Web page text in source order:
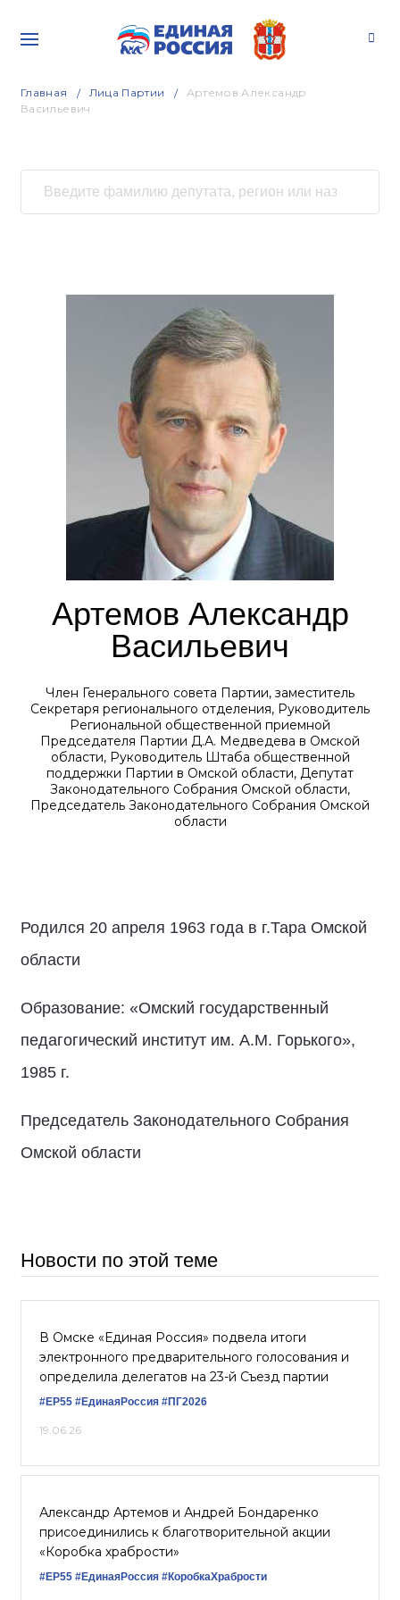
Главная Лица Партии
Артемов Александр
Васильевич
Артемов Александр
Васильевич
Член Генерального совета Партии, заместитель
Секретаря регионального отделения, Руководитель
Региональной общественной приемной
Председателя Партии Д.А. Медведева в Омской
области, Руководитель Штаба общественной
поддержки Партии в Омской области, Депутат
Законодательного Собрания Омской области,
Председатель Законодательного Собрания Омской
области
Родился 20 апреля 1963 года в г.Тара Омской
области
Образование: «Омский государственный
педагогический институт им. А.М. Горького»,
1985 г.
Председатель Законодательного Собрания
Омской области
Новости по этой теме
В Омске «Единая Россия» подвела итоги
электронного предварительного голосования и
определила делегатов на 23-й Съезд партии
#ЕР55 #‎ЕдинаяРоссия #ПГ2026
19.06.26
Александр Артемов и Андрей Бондаренко
присоединились к благотворительной акции
«Коробка храбрости»
#ЕР55 #‎ЕдинаяРоссия #КоробкаХрабрости